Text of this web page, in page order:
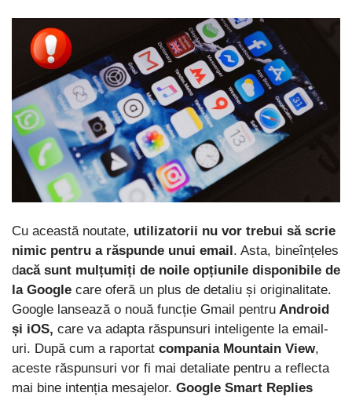
Cu această noutate, utilizatorii nu vor trebui să scrie
nimic pentru a răspunde unui email. Asta, bineînțeles
dacă sunt mulțumiți de noile opțiunile disponibile de
la Google care oferă un plus de detaliu și originalitate.
Google lansează o nouă funcție Gmail pentru Android
și iOS, care va adapta răspunsuri inteligente la email-
uri. După cum a raportat compania Mountain View,
aceste răspunsuri vor fi mai detaliate pentru a reflecta
mai bine intenția mesajelor. Google Smart Replies